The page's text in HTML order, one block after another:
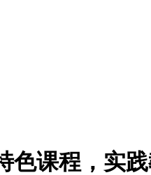
色课程，实